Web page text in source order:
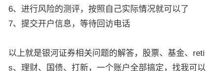
6、进行风险的测评，按照自己实际情况就可以了
7、提交开户信息，等待回访电话
以上就是银河证券相关问题的解答，股票、基金、reti
s、理财、国债、打新，一个账户全部搞定，找我可以